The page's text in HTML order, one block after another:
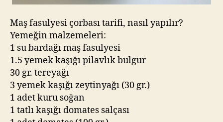
Maş fasulyesi çorbası tarifi, nasıl yapılır?
Yemeğin malzemeleri:
1 su bardağı maş fasulyesi
1.5 yemek kaşığı pilavlık bulgur
30 gr. tereyağı
3 yemek kaşığı zeytinyağı (30 gr.)
1 adet kuru soğan
1 tatlı kaşığı domates salçası